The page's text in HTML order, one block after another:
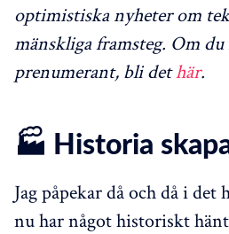
optimistiska nyheter om
mänskliga framsteg. Om
prenumerant, bli dethär.
🏭 Historia
Jag påpekar då och då i
nu har något historiskt